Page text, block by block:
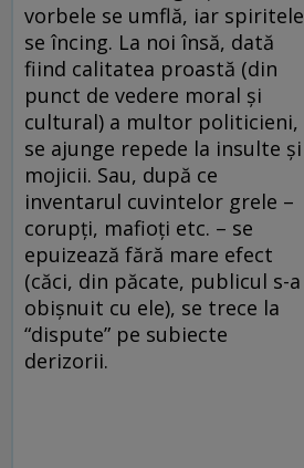
vorbele se umflă, iar spiritele
se încing. La noi însă, dată
fiind calitatea proastă (din
punct de vedere moral şi
cultural) a multor politicieni,
se ajunge repede la insulte şi
mojicii. Sau, după ce
inventarul cuvintelor grele –
corupţi, mafioţi etc. – se
epuizează fără mare efect
(căci, din păcate, publicul s-a
obişnuit cu ele), se trece la
“dispute” pe subiecte
derizorii.